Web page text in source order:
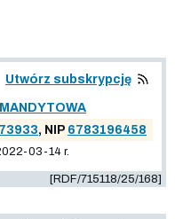
Utwórz subskrypcję
, NIP 6783196458
03-14 r.
[RDF/715118/25/168]